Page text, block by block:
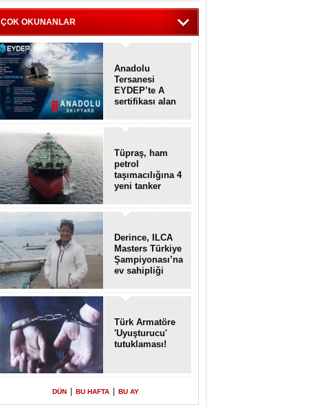
ithafen...
ÇOK OKUNANLAR
Anadolu
Tersanesi
EYDEP’te A
sertifikası alan
Tüpraş, ham
petrol
taşımacılığına 4
yeni tanker
Derince, ILCA
Masters Türkiye
Şampiyonası’na
ev sahipliği
Türk Armatöre
'Uyuşturucu'
tutuklaması!
DÜN BU HAFTA BU AY